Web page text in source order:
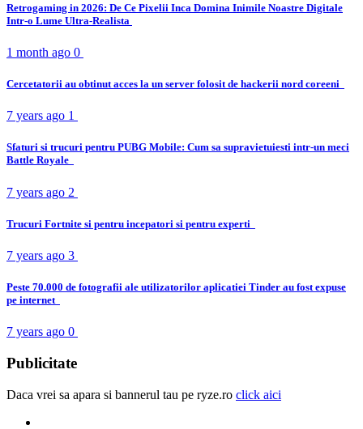
Retrogaming in 2026: De Ce Pixelii Inca Domina Inimile Noastre Digitale
Intr-o Lume Ultra-Realista
1 month ago 0
Cercetatorii au obtinut acces la un server folosit de hackerii nord coreeni
7 years ago 1
Sfaturi si trucuri pentru PUBG Mobile: Cum sa supravietuiesti intr-un meci
Battle Royale
7 years ago 2
Trucuri Fortnite si pentru incepatori si pentru experti
7 years ago 3
Peste 70.000 de fotografii ale utilizatorilor aplicatiei Tinder au fost expuse
pe internet
7 years ago 0
Publicitate
Daca vrei sa apara si bannerul tau pe ryze.ro click aici